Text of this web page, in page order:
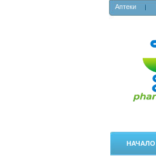
Аптеки
НАЧАЛО